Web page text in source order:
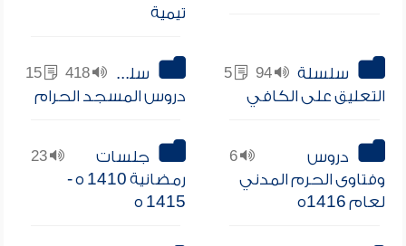
تيمية
94
سلسلة
التعليق على الكافي
418
15
سلسلة
دروس المسجد الحرام
6
دروس
وفتاوى الحرم المدني
لعام 1416ه
23
جلسات
رمضانية 1410 ه -
1415 ه